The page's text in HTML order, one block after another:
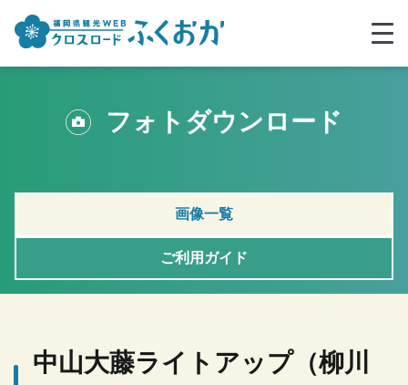
フォトダウンロード
画像一覧
ご利用ガイド
中山大藤ライトアップ（柳川